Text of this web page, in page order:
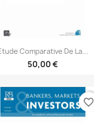
Aperçu rapide
Comparative De La...
50,00 €
favorite_border